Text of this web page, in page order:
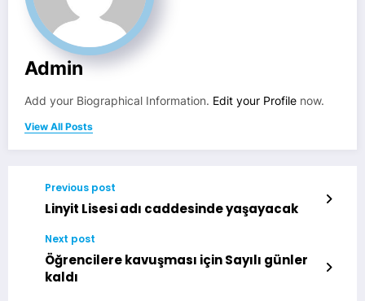
Admin
Add your Biographical Information. Edit your Profile now.
View All Posts
Previous post
Linyit Lisesi adı caddesinde yaşayacak
Next post
Öğrencilere kavuşması için Sayılı günler
kaldı